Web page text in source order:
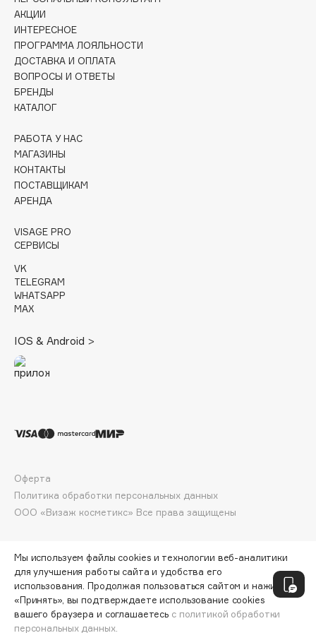
Consly
Corimo
CosRX
Crescina
Curaprox
D
d'Alba
DABO
DARLING*
Darphin
Davines
Dessange
Dior
Dr. Vranjes Firenze
DSD de Luxe
Dyson
АКЦИИ
ИНТЕРЕСНОЕ
ПРОГРАММА ЛОЯЛЬНОСТИ
ДОСТАВКА И ОПЛАТА
ВОПРОСЫ И ОТВЕТЫ
БРЕНДЫ
КАТАЛОГ
РАБОТА У НАС
МАГАЗИНЫ
КОНТАКТЫ
ПОСТАВЩИКАМ
АРЕНДА
VISAGE PRO
СЕРВИСЫ
VK
TELEGRAM
WHATSAPP
MAX
IOS & Android >
ООО «Визаж косметикс» Все права защищены
Оферта
Политика обработки персональных данных
Мы используем файлы cookies и технологии веб-аналитики
для улучшения работы сайта и удобства его
использования. Продолжая пользоваться сайтом и нажимая
«Принять», вы подтверждаете использование cookies
вашего браузера и соглашаетесь с политикой обработки
персональных данных.